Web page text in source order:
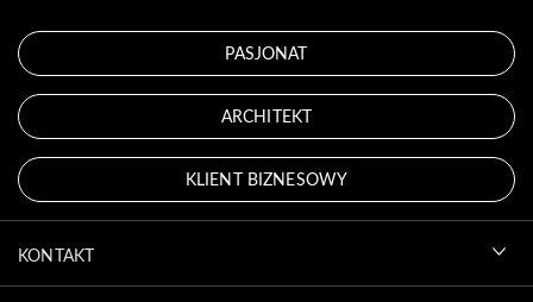
PASJONAT
ARCHITEKT
KLIENT BIZNESOWY
KONTAKT